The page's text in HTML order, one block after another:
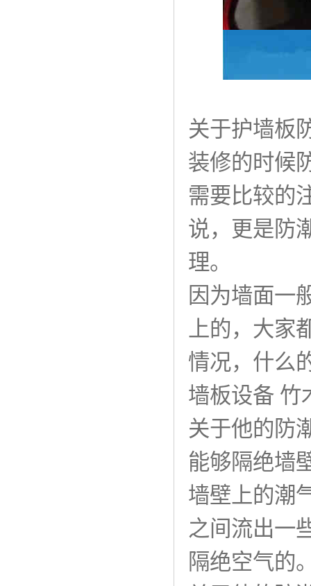
关于护墙
装修的时候
需要比较的
说，更是防
理。
因为墙面一
上的，大家
情况，什么
墙板设备
关于他的防
能够隔绝墙
墙壁上的潮
之间流出一
隔绝空气的